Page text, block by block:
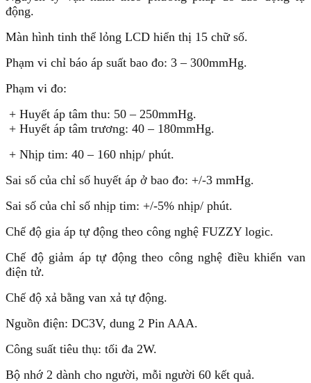
động.
Màn hình tinh thể lỏng LCD hiển thị 15 chữ số.
Phạm vi chỉ báo áp suất bao đo: 3 – 300mmHg.
Phạm vi đo:
+ Huyết áp tâm thu: 50 – 250mmHg.
+ Huyết áp tâm trương: 40 – 180mmHg.
+ Nhịp tim: 40 – 160 nhịp/ phút.
Sai số của chỉ số huyết áp ở bao đo: +/-3 mmHg.
Sai số của chỉ số nhịp tim: +/-5% nhịp/ phút.
Chế độ gia áp tự động theo công nghệ FUZZY logic.
Chế độ giảm áp tự động theo công nghệ điều khiển van
điện tử.
Chế độ xả bằng van xả tự động.
Nguồn điện: DC3V, dung 2 Pin AAA.
Công suất tiêu thụ: tối đa 2W.
Bộ nhớ 2 dành cho người, mỗi người 60 kết quả.